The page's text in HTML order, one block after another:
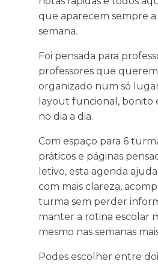
que aparecem sempre a
semana.
Foi pensada para
professores que
organizado num só
layout funcional, bonito
no dia a dia.
Com espaço para 6
práticos e páginas
letivo, esta agenda
com mais clareza,
turma sem perder
manter a rotina escolar
mesmo nas semanas
Podes escolher entre